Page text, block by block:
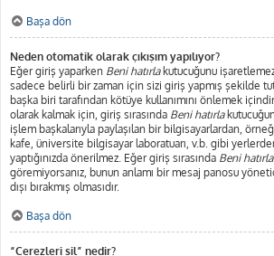
Başa dön
Neden otomatik olarak çıkışım yapılıyor?
Eğer giriş yaparken Beni hatırlakutucuğunu
sadece belirli bir zaman için sizi giriş yapmış şekilde
başka biri tarafından kötüye kullanımını önlemek
olarak kalmak için, giriş sırasında Beni hatırla
işlem başkalarıyla paylaşılan bir bilgisayarlardan,
kafe, üniversite bilgisayar laboratuarı, v.b. gibi
yaptığınızda önerilmez. Eğer giriş sırasında Beni hatırla
göremiyorsanız, bunun anlamı bir mesaj panosu
dışı bırakmış olmasıdır.
Başa dön
“Çerezleri sil” nedir?